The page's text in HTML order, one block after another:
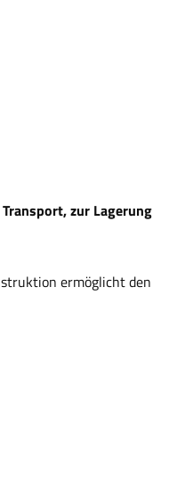
Transport, zur Lagerung
ermöglicht den